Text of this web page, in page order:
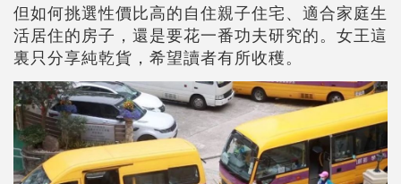
但如何挑選性價比高的自住親子住宅、適合家庭生
活居住的房子，還是要花一番功夫研究的。女王這
裏只分享純乾貨，希望讀者有所收穫。